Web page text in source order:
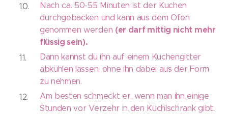
Nach ca. 50-55 Minuten ist der Kuchen
durchgebacken und kann aus dem Ofen
genommen werden (er darf mittig nicht mehr
flüssig sein).
Dann kannst du ihn auf einem Kuchengitter
abkühlen lassen, ohne ihn dabei aus der Form
zu nehmen.
Am besten schmeckt er, wenn man ihn einige
Stunden vor Verzehr in den Küchlschrank gibt.